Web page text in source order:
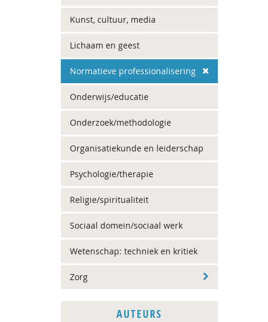
Kunst, cultuur, media
Lichaam en geest
Normatieve professionalisering
Onderwijs/educatie
Onderzoek/methodologie
Organisatiekunde en leiderschap
Psychologie/therapie
Religie/spiritualiteit
Sociaal domein/sociaal werk
Wetenschap: techniek en kritiek
Zorg
AUTEURS